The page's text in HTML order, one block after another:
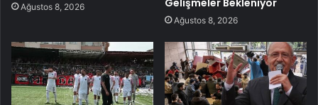
Ağustos 8, 2026
Gelişmeler Bekleniyor
Ağustos 8, 2026